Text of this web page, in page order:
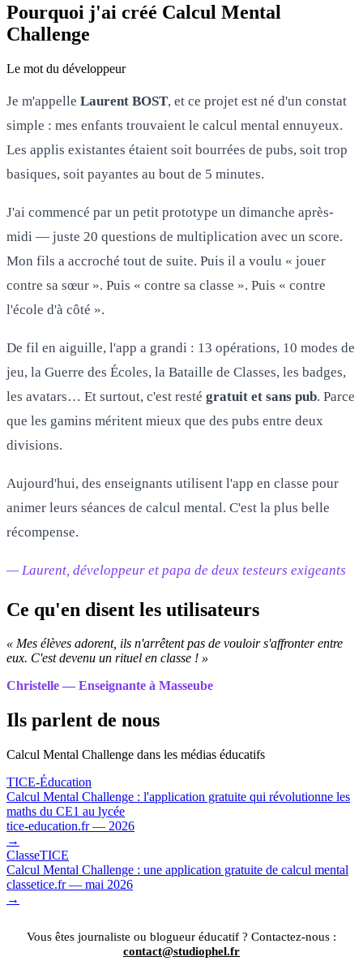
Pourquoi j'ai créé Calcul Mental
Challenge
Le mot du développeur
Je m'appelle Laurent BOST, et ce projet est né d'un constat
simple : mes enfants trouvaient le calcul mental ennuyeux.
Les applis existantes étaient soit bourrées de pubs, soit trop
basiques, soit payantes au bout de 5 minutes.
J'ai commencé par un petit prototype un dimanche après-
midi — juste 20 questions de multiplication avec un score.
Mon fils a accroché tout de suite. Puis il a voulu « jouer
contre sa sœur ». Puis « contre sa classe ». Puis « contre
l'école d'à côté ».
De fil en aiguille, l'app a grandi : 13 opérations, 10 modes de
jeu, la Guerre des Écoles, la Bataille de Classes, les badges,
les avatars… Et surtout, c'est resté gratuit et sans pub. Parce
que les gamins méritent mieux que des pubs entre deux
divisions.
Aujourd'hui, des enseignants utilisent l'app en classe pour
animer leurs séances de calcul mental. C'est la plus belle
récompense.
— Laurent, développeur et papa de deux testeurs exigeants
Ce qu'en disent les utilisateurs
« Mes élèves adorent, ils n'arrêtent pas de vouloir s'affronter entre
eux. C'est devenu un rituel en classe ! »
Christelle — Enseignante à Masseube
Ils parlent de nous
Calcul Mental Challenge dans les médias éducatifs
TICE-Éducation
Calcul Mental Challenge : l'application gratuite qui révolutionne les
maths du CE1 au lycée
tice-education.fr — 2026
→
ClasseTICE
Calcul Mental Challenge : une application gratuite de calcul mental
classetice.fr — mai 2026
→
Vous êtes journaliste ou blogueur éducatif ? Contactez-nous :
contact@studiophel.fr